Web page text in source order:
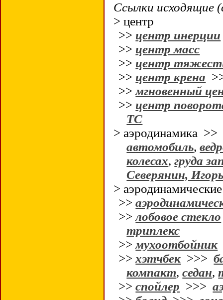
Ссылки исходящие
> центр
>> центр инерции
>> центр масс
>> центр
>> центр крена
>>мгновенный
>> центр
ТС
> аэродинамика
автомобиль,
колесах,груда
Северянин,
>
>>
>>лобовое стекло
триплекс
>>мухоотбойник
>>хэтчбек >>>
компакт,седан,
>>спойлер >>>